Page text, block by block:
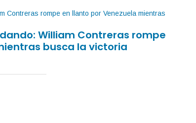
William Contreras rompe
busca la victoria